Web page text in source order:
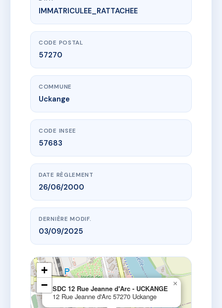
www.vme.plus/AI5457155
SDC 12 Rue Jeanne d'Arc - UCKANGE
12 Rue Jeanne d'Arc
IMMATRICULEE_RATTACHEE
CODE POSTAL
57270
COMMUNE
Uckange
CODE INSEE
57683
DATE RÈGLEMENT
26/06/2000
DERNIÈRE MODIF.
03/09/2025
SDC 12 Rue Jeanne d'Arc - UCKANGE
12 Rue Jeanne d'Arc 57270 Uckange
×
+
−